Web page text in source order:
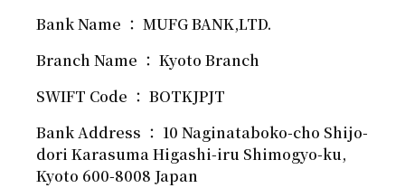
Bank Name ： MUFG BANK,LTD.
Branch Name ： Kyoto Branch
SWIFT Code ： BOTKJPJT
Bank Address ： 10 Naginataboko-cho Shijo-
dori Karasuma Higashi-iru Shimogyo-ku,
Kyoto 600-8008 Japan